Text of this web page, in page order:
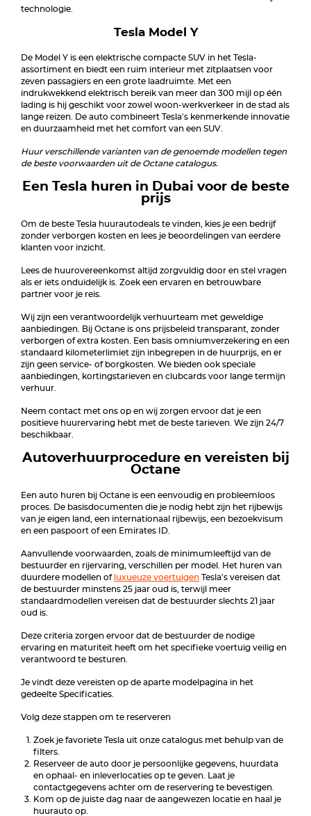
technologie.
Tesla Model Y
De Model Y is een elektrische compacte SUV in het Tesla-
assortiment en biedt een ruim interieur met zitplaatsen voor
zeven passagiers en een grote laadruimte. Met een
indrukwekkend elektrisch bereik van meer dan 300 mijl op één
lading is hij geschikt voor zowel woon-werkverkeer in de stad als
lange reizen. De auto combineert Tesla's kenmerkende innovatie
en duurzaamheid met het comfort van een SUV.
Huur verschillende varianten van de genoemde modellen tegen
de beste voorwaarden uit de Octane catalogus.
Een Tesla huren in Dubai voor de beste
prijs
Om de beste Tesla huurautodeals te vinden, kies je een bedrijf
zonder verborgen kosten en lees je beoordelingen van eerdere
klanten voor inzicht.
Lees de huurovereenkomst altijd zorgvuldig door en stel vragen
als er iets onduidelijk is. Zoek een ervaren en betrouwbare
partner voor je reis.
Wij zijn een verantwoordelijk verhuurteam met geweldige
aanbiedingen. Bij Octane is ons prijsbeleid transparant, zonder
verborgen of extra kosten. Een basis omniumverzekering en een
standaard kilometerlimiet zijn inbegrepen in de huurprijs, en er
zijn geen service- of borgkosten. We bieden ook speciale
aanbiedingen, kortingstarieven en clubcards voor lange termijn
verhuur.
Neem contact met ons op en wij zorgen ervoor dat je een
positieve huurervaring hebt met de beste tarieven. We zijn 24/7
beschikbaar.
Autoverhuurprocedure en vereisten bij
Octane
Een auto huren bij Octane is een eenvoudig en probleemloos
proces. De basisdocumenten die je nodig hebt zijn het rijbewijs
van je eigen land, een internationaal rijbewijs, een bezoekvisum
en een paspoort of een Emirates ID.
Aanvullende voorwaarden, zoals de minimumleeftijd van de
bestuurder en rijervaring, verschillen per model. Het huren van
duurdere modellen of luxueuze voertuigen Tesla's vereisen dat
de bestuurder minstens 25 jaar oud is, terwijl meer
standaardmodellen vereisen dat de bestuurder slechts 21 jaar
oud is.
Deze criteria zorgen ervoor dat de bestuurder de nodige
ervaring en maturiteit heeft om het specifieke voertuig veilig en
verantwoord te besturen.
Je vindt deze vereisten op de aparte modelpagina in het
gedeelte Specificaties.
Volg deze stappen om te reserveren
Zoek je favoriete Tesla uit onze catalogus met behulp van de
filters.
Reserveer de auto door je persoonlijke gegevens, huurdata
en ophaal- en inleverlocaties op te geven. Laat je
contactgegevens achter om de reservering te bevestigen.
Kom op de juiste dag naar de aangewezen locatie en haal je
huurauto op.